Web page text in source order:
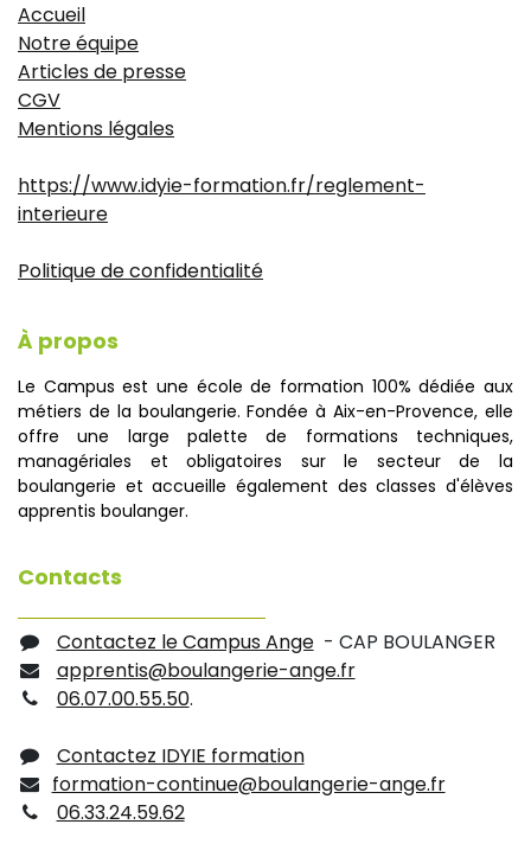
Accueil
Notre équipe
Articles de presse
CGV
Mentions légales
https://www.idyie-formation.fr/reglement-
interieure
Politique de confidentialité
À propos
Le Campus est une école de formation 100% dédiée aux
métiers de la boulangerie. Fondée à Aix-en-Provence, elle
offre une large palette de formations techniques,
managériales et obligatoires sur le secteur de la
boulangerie et accueille également des classes d'élèves
apprentis boulanger.
Contacts
Contactez le Campus Ange- CAP BOULANGER
apprentis@boulangerie-ange.fr
06.07.00.55.50.
Contactez IDYIE formation
formation-continue@boulangerie-ange.fr
06.33.24.59.62